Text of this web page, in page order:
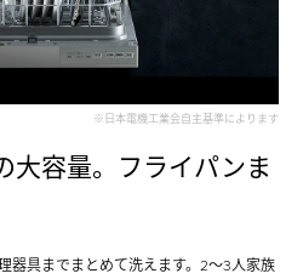
※日本電機工業会自主基準によります
大容量。フライパンま
器具までまとめて洗えます。2〜3人家族